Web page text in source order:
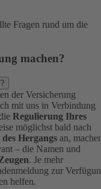
Fragen rund um die
machen?
der Versicherung
mit uns in Verbindung
Regulierung Ihres
möglichst bald nach
Hergangs an,
– die Namen und
. Je mehr
zur
helfen.